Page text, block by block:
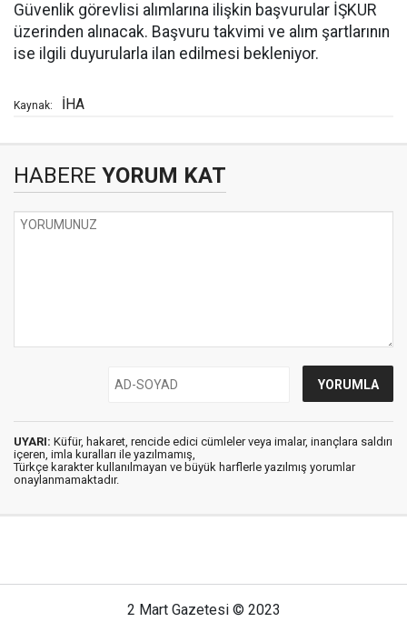
Güvenlik görevlisi alımlarına ilişkin başvurular İŞKUR
üzerinden alınacak. Başvuru takvimi ve alım şartlarının
ise ilgili duyurularla ilan edilmesi bekleniyor.
Kaynak: İHA
HABERE YORUM KAT
UYARI: Küfür, hakaret, rencide edici cümleler veya imalar, inançlara saldırı
içeren, imla kuralları ile yazılmamış,
Türkçe karakter kullanılmayan ve büyük harflerle yazılmış yorumlar
onaylanmamaktadır.
2 Mart Gazetesi © 2023